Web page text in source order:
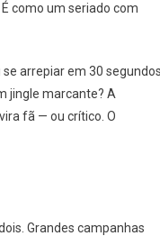
como um seriado com
arrepiar em 30
jingle marcante? A
fã — ou crítico. O
Grandes campanhas